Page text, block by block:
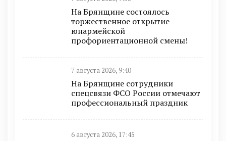
На Брянщине состоялось
торжественное открытие
юнармейской
профориентационной смены!
7 августа 2026, 9:40
На Брянщине сотрудники
спецсвязи ФСО России отмечают
профессиональный праздник
6 августа 2026, 17:45